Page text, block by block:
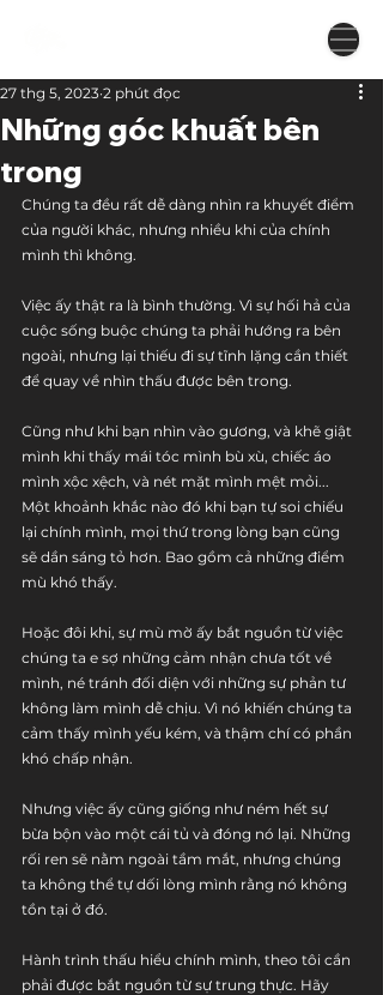
Những góc khuất bên
trong
27 thg 5, 2023 2 phút đọc
Chúng ta đều rất dễ dàng nhìn ra khuyết điểm
của người khác, nhưng nhiều khi của chính
mình thì không.
Việc ấy thật ra là bình thường. Vì sự hối hả của
cuộc sống buộc chúng ta phải hướng ra bên
ngoài, nhưng lại thiếu đi sự tĩnh lặng cần thiết
để quay về nhìn thấu được bên trong.
Cũng như khi bạn nhìn vào gương, và khẽ giật
mình khi thấy mái tóc mình bù xù, chiếc áo
mình xộc xệch, và nét mặt mình mệt mỏi...
Một khoảnh khắc nào đó khi bạn tự soi chiếu
lại chính mình, mọi thứ trong lòng bạn cũng
sẽ dần sáng tỏ hơn. Bao gồm cả những điểm
mù khó thấy.
Hoặc đôi khi, sự mù mờ ấy bắt nguồn từ việc
chúng ta e sợ những cảm nhận chưa tốt về
mình, né tránh đối diện với những sự phản tư
không làm mình dễ chịu. Vì nó khiến chúng ta
cảm thấy mình yếu kém, và thậm chí có phần
khó chấp nhận.
Nhưng việc ấy cũng giống như ném hết sự
bừa bộn vào một cái tủ và đóng nó lại. Những
rối ren sẽ nằm ngoài tầm mắt, nhưng chúng
ta không thể tự dối lòng mình rằng nó không
tồn tại ở đó.
Hành trình thấu hiểu chính mình, theo tôi cần
phải được bắt nguồn từ sự trung thực. Hãy